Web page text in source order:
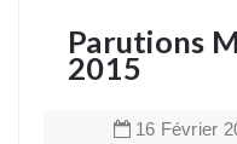
Parutions
2015
16 Février